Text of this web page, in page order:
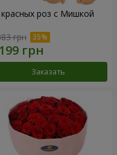
красных роз с Мишкой
грн
Заказать